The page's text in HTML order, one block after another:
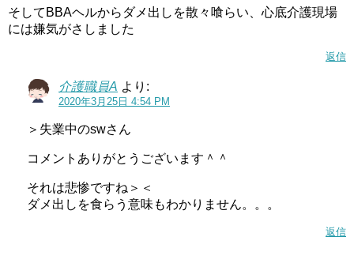
そしてBBAヘルからダメ出しを散々喰らい、心底介護現場
には嫌気がさしました
返信
介護職員A より:
2020年3月25日 4:54 PM
＞失業中のswさん
コメントありがとうございます＾＾
それは悲惨ですね＞＜
ダメ出しを食らう意味もわかりません。。。
返信